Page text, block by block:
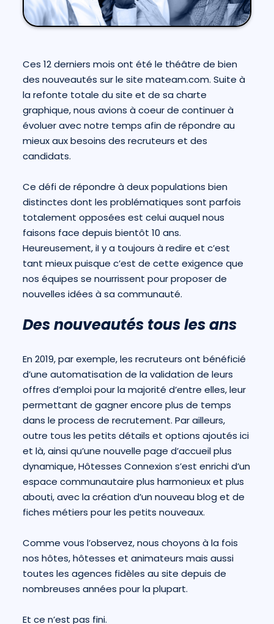
Ces 12 derniers mois ont été le théâtre de bien
des nouveautés sur le sitemateam.com. Suite à
la refonte totale du site et de sa charte
graphique, nous avions à coeur de continuer à
évoluer avec notre temps afin de répondre au
mieux aux besoins des recruteurs et des
candidats.
Ce défi de répondre à deux populations bien
distinctes dont les problématiques sont parfois
totalement opposées est celui auquel nous
faisons face depuis bientôt 10 ans.
Heureusement, iI y a toujours à redire et c’est
tant mieux puisque c’est de cette exigence que
nos équipes se nourrissent pour proposer de
nouvelles idées à sa communauté.
Des nouveautés tous les ans
En 2019, par exemple, les recruteurs ont bénéficié
d’une automatisation de la validation de leurs
offres d’emploi pour la majorité d’entre elles, leur
permettant de gagner encore plus de temps
dans le process de recrutement. Par ailleurs,
outre tous les petits détails et options ajoutés ici
et là, ainsi qu’une nouvelle page d’accueil plus
dynamique, Hôtesses Connexion s’est enrichi d’un
espace communautaire plus harmonieux et plus
abouti, avec la création d’un nouveau blog et de
fiches métiers pour les petits nouveaux.
Comme vous l’observez, nous choyons à la fois
nos hôtes, hôtesses et animateurs mais aussi
toutes les agences fidèles au site depuis de
nombreuses années pour la plupart.
Et ce n’est pas fini.